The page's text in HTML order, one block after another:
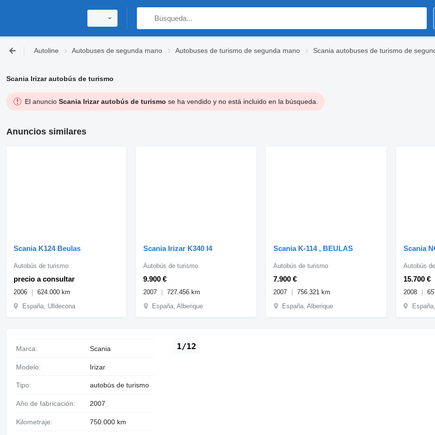
Autoline Autobuses de segunda mano Autobuses de turismo de segunda mano Scania autobuses de turismo de
Scania Irizar autobús de turismo
El anuncio Scania Irizar autobús de turismo se ha vendido y no está incluido en la búsqueda.
Anuncios similares
Scania K124 Beulas
precio a consultar
Autobús de turismo
2006
624.000 km
España, Ulldecona
Scania Irizar K340 I4
9.900 €
Autobús de turismo
2007
727.456 km
España, Alberique
Scania K-114 , BEULAS
7.900 €
Autobús de turismo
2007
756.321 km
España, Alberique
Scania
15.700 €
Autobús
2008
1/12
Marca: Scania
Modelo: Irizar
Tipo: autobús de turismo
Año de fabricación: 2007
Kilometraje: 750.000 km